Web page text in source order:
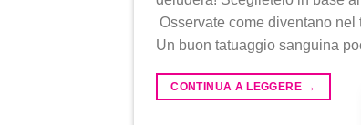
Osservate come diventano
Un buon tatuaggio sanguina
CONTINUA A LEGGERE →